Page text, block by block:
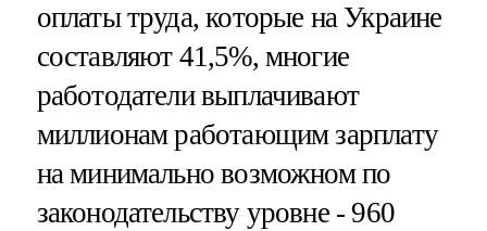
оплаты труда, которые на Украине
составляют 41,5%, многие
работодатели выплачивают
миллионам работающим зарплату
на минимально возможном по
законодательству уровне - 960